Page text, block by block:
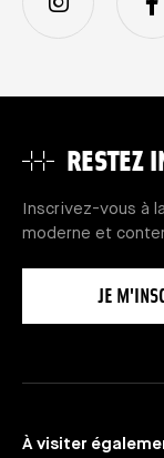
RESTEZ
Inscrivez-vous à
moderne et
JE
À visiter